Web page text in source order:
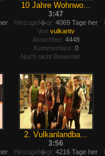
10 Jahre Wohnwo...
3:47
Hinzugef�gt: 4069 Tage her
Von vulkantv
Ansichten: 4448
Kommentare: 0
Noch nicht Bewertet
2. Vulkanlandba...
3:56
Hinzugef�gt: 4216 Tage her